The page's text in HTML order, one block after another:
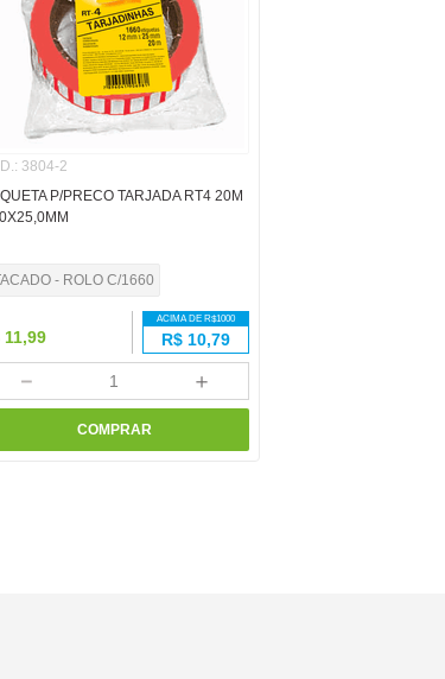
: 3804-2
P/PRECO TARJADA RT4 20M
- ROLO C/1660
11,99
ACIMA DE R$1000
R$ 10,79
＋
－
COMPRAR